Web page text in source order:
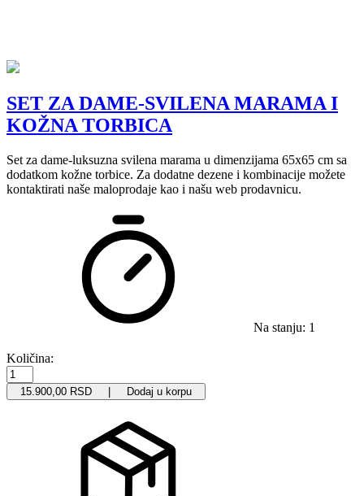
SET ZA DAME-SVILENA MARAMA I
KOŽNA TORBICA
Set za dame-luksuzna svilena marama u dimenzijama 65x65 cm sa
dodatkom kožne torbice. Za dodatne dezene i kombinacije možete
kontaktirati naše maloprodaje kao i našu web prodavnicu.
Na stanju: 1
Količina:
15.900,00 RSD | Dodaj u korpu